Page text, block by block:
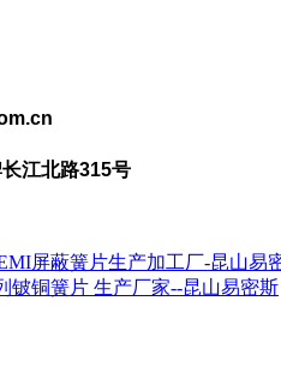
江北路315号
屏蔽簧片生产加工厂-昆山易
铍铜簧片 生产厂家--昆山易密斯